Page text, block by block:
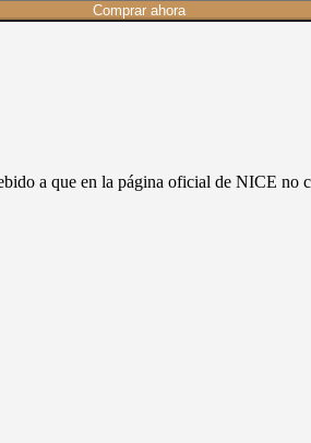
Comprar ahora
a que en la página oficial de NICE